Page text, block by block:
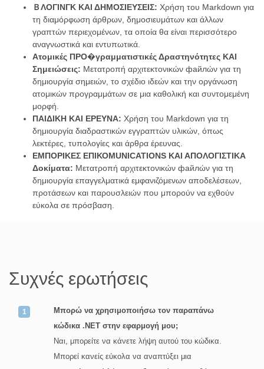
ＢΛΟΓΙΝΓΚ ΚΑΙ ΔΗΜΟΣΙΕΥΣΕΙΣ: Χρήση του Markdown για
τη διαμόρφωση άρθρων, δημοσιευμάτων και άλλων
γραπτών περιεχομένων, τα οποία θα είναι περισσότερο
αναγνωστικά και εντυπωτικά.
Ατομικές ΠΡΟ�γραμματιστικές Δραστηνότητες ΚΑΙ
Σημειώσεις: Μετατροπή αρχιτεκτονικών файлών για τη
δημιουργία σημειών, το σχέδιο ιδεών και την οργάνωση
ατομικών προγραμμάτων σε μια καθολική και συντομεμένη
μορφή.
ΠΑΙΔΙΚΗ ΚΑΙ ΕΡΕΥΝΑ: Χρήση του Markdown για τη
δημιουργία διαδραστικών εγγραπτών υλικών, όπως
λεκτέρες, τυπολογίες και άρθρα έρευνας.
ΕΜΠΟΡΙΚΕΣ ΕΠΙΚΟΜUNICATIONS ΚΑΙ ΑΠΟΛΟΓΙΣΤΙΚΑ
Δοκίματα: Μετατροπή αρχιτεκτονικών файлών για τη
δημιουργία επαγγελματικά εμφανιζόμενων αποδελέσεων,
προτάσεων και παρουσλειών που μπορούν να εχθούν
εύκολα σε πρόσβαση.
Συχνές ερωτήσεις
Μπορώ να χρησιμοποιήσω τον παραπάνω
κώδικα .NET στην εφαρμογή μου;
Ναι, μπορείτε να κάνετε λήψη αυτού του κώδικα.
Μπορεί κανείς εύκολα να αναπτύξει μια